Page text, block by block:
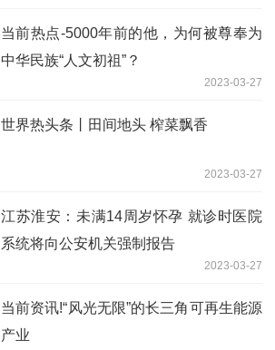
当前热点-5000年前的他，为何被尊奉为
中华民族“人文初祖”？
2023-03-27
世界热头条丨田间地头 榨菜飘香
2023-03-27
江苏淮安：未满14周岁怀孕 就诊时医院
系统将向公安机关强制报告
2023-03-27
当前资讯!“风光无限”的长三角可再生能源
产业